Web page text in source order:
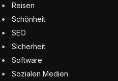
Reisen
Schönheit
SEO
Sicherheit
Software
Sozialen Medien